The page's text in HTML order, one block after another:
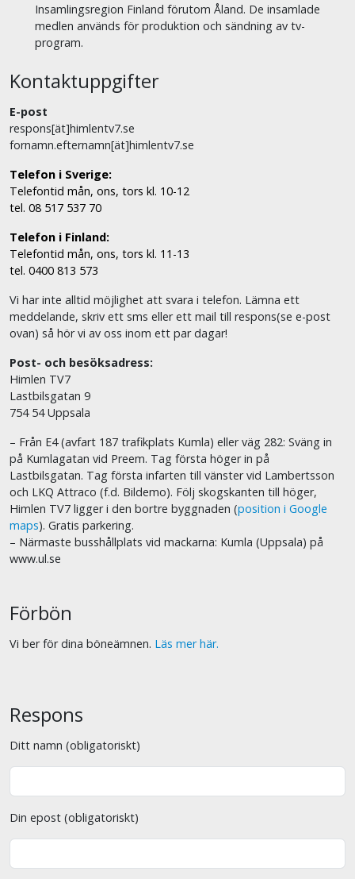
Insamlingsregion Finland förutom Åland. De insamlade
medlen används för produktion och sändning av tv-
program.
Kontaktuppgifter
E-post
respons[ät]himlentv7.se
fornamn.efternamn[ät]himlentv7.se
Telefon i Sverige:
Telefontid mån, ons, tors kl. 10-12
tel. 08 517 537 70
Telefon i Finland:
Telefontid mån, ons, tors kl. 11-13
tel. 0400 813 573
Vi har inte alltid möjlighet att svara i telefon. Lämna ett
meddelande, skriv ett sms eller ett mail till respons(se e-post
ovan) så hör vi av oss inom ett par dagar!
Post- och besöksadress:
Himlen TV7
Lastbilsgatan 9
754 54 Uppsala
– Från E4 (avfart 187 trafikplats Kumla) eller väg 282: Sväng in
på Kumlagatan vid Preem. Tag första höger in på
Lastbilsgatan. Tag första infarten till vänster vid Lambertsson
och LKQ Attraco (f.d. Bildemo). Följ skogskanten till höger,
Himlen TV7 ligger i den bortre byggnaden (position i Google
maps). Gratis parkering.
– Närmaste busshållplats vid mackarna: Kumla (Uppsala) på
www.ul.se
Förbön
Vi ber för dina böneämnen. Läs mer här.
Respons
Ditt namn (obligatoriskt)
Din epost (obligatoriskt)